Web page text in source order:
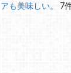
アも美味しい。
7